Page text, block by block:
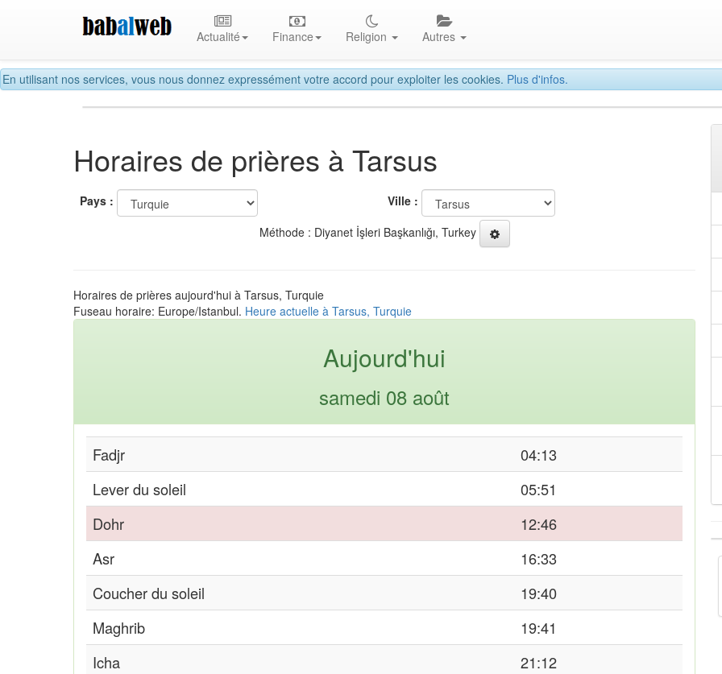
En utilisant nos services, vous nous donnez expressément votre accord pour exploiter les cookies. Plus d'infos.
Actualité Finance Religion Autres
Horaires de prières à Tarsus
Pays :
Ville :
Méthode : Diyanet İşleri Başkanlığı, Turkey
Horaires de prières aujourd'hui à Tarsus, Turquie
Fuseau horaire: Europe/Istanbul. Heure actuelle à Tarsus, Turquie
Aujourd'hui
samedi 08 août
Fadjr
04:13
Lever du soleil
05:51
Dohr
12:46
Asr
16:33
Coucher du soleil
19:40
Maghrib
19:41
Icha
21:12